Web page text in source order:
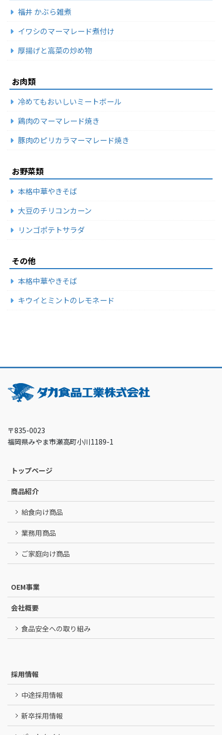
福井 かぶら雑煮
イワシのマーマレード煮付け
厚揚げと高菜の炒め物
お肉類
冷めてもおいしいミートボール
鶏肉のマーマレード焼き
豚肉のピリカラマーマレード焼き
お野菜類
本格中華やきそば
大豆のチリコンカーン
リンゴポテトサラダ
その他
本格中華やきそば
キウイとミントのレモネード
〒835-0023
福岡県みやま市瀬高町小川1189-1
トップページ
商品紹介
給食向け商品
業務用商品
ご家庭向け商品
OEM事業
会社概要
食品安全への取り組み
採用情報
中途採用情報
新卒採用情報